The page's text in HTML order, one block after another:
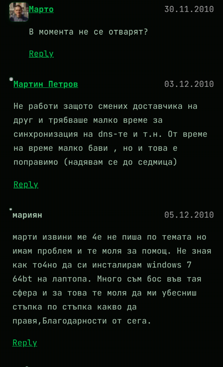
Марто 30.11.2010
В момента не се отварят?
Reply
Мартин Петров 03.12.2010
Не работи защото смених доставчика на
друг и трябваше малко време за
синхронизация на dns-те и т.н. От време
на време малко бави , но и това е
поправимо (надявам се до седмица)
Reply
мариян 05.12.2010
марти извини ме 4е не пиша по темата но
имам проблем и те моля за помощ. Не зная
как то4но да си инсталирам windows 7
64bt на лаптопа. Много съм бос във тая
сфера и за това те моля да ми убесниш
стъпка по стъпка какво да
правя,Благодарности от сега.
Reply